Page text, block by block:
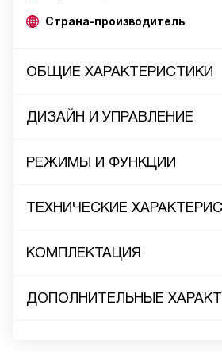
Страна-производитель
ОБЩИЕ ХАРАКТЕРИСТИКИ
ДИЗАЙН И УПРАВЛЕНИЕ
РЕЖИМЫ И ФУНКЦИИ
ТЕХНИЧЕСКИЕ
КОМПЛЕКТАЦИЯ
ДОПОЛНИТЕЛЬНЫЕ